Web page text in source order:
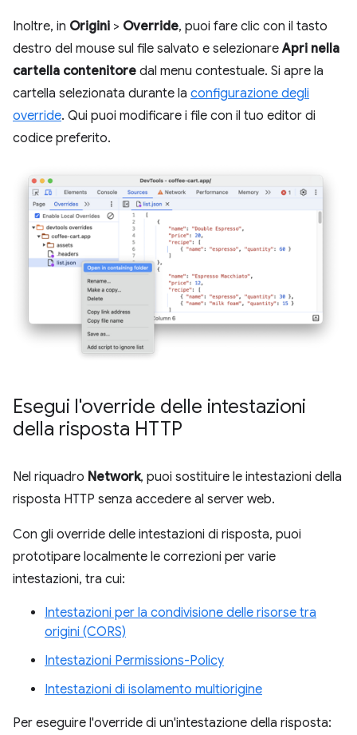
Inoltre, in Origini > Override, puoi fare clic con il tasto
destro del mouse sul file salvato e selezionareApri nella
cartella contenitore dal menu contestuale. Si apre la
cartella selezionata durante la configurazione degli
override. Qui puoi modificare i file con il tuo editor di
codice preferito.
Esegui l'override delle intestazioni
della risposta HTTP
Nel riquadro Network, puoi sostituire le intestazioni della
risposta HTTP senza accedere al server web.
Con gli override delle intestazioni di risposta, puoi
prototipare localmente le correzioni per varie
intestazioni, tra cui:
Intestazioni per la condivisione delle risorse tra
origini (CORS)
Intestazioni Permissions-Policy
Intestazioni di isolamento multiorigine
Per eseguire l'override di un'intestazione della risposta: